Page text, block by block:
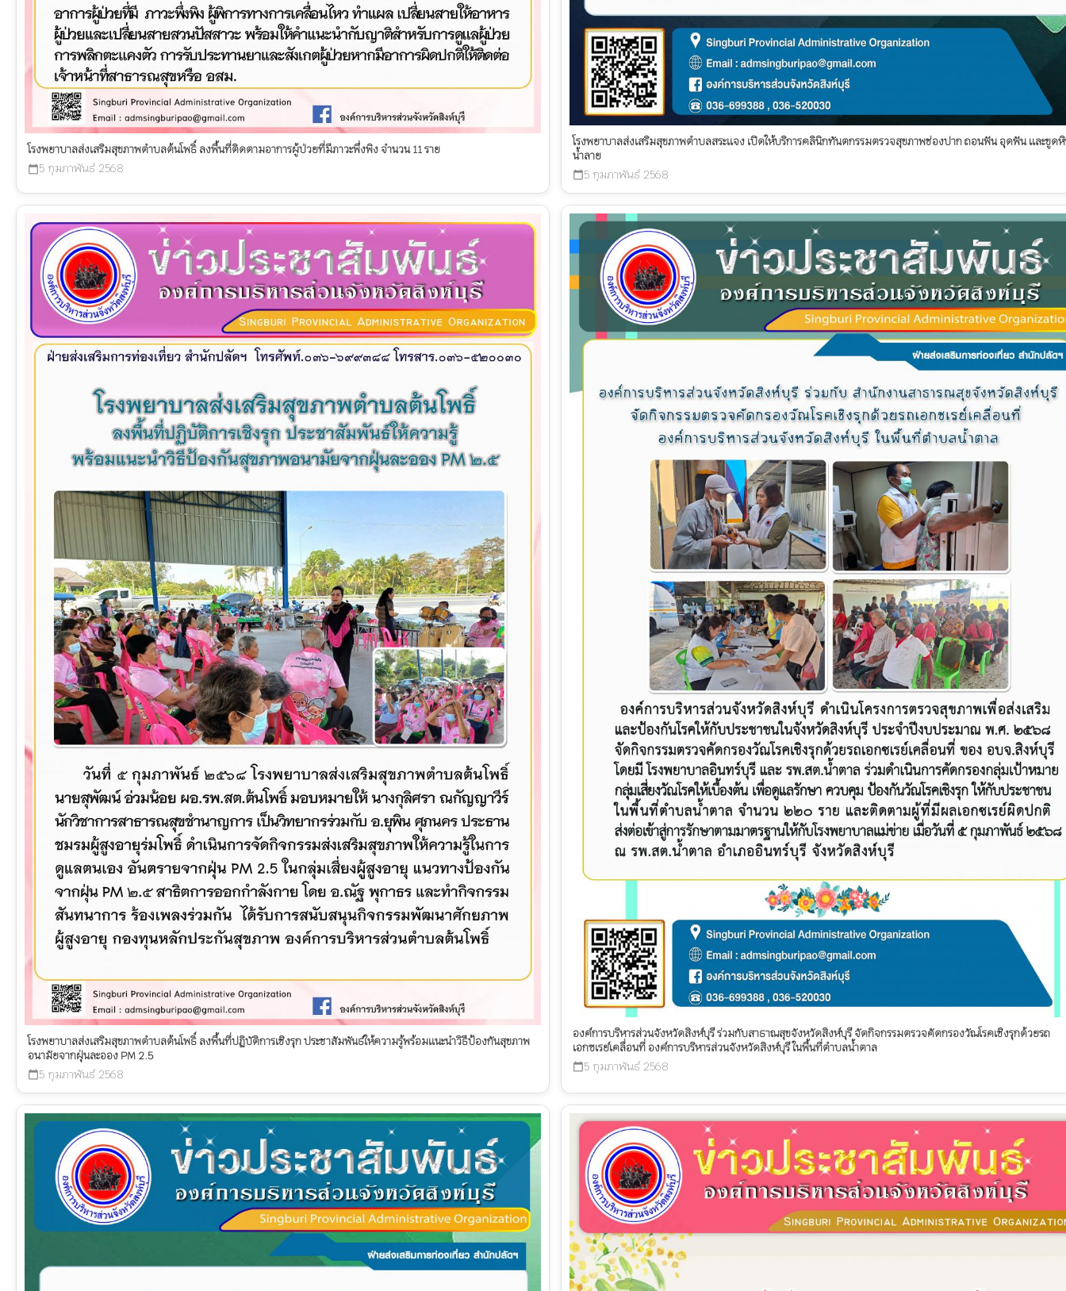
โรงพยาบาลส่งเสริมสุขภาพตำบลต้นโพธิ์ ลงพื้นที่ติดตามอาการผู้ป่วยที่มีภาวะพึ่งพิง จำนวน 11 ราย
calendar_today5 กุมภาพันธ์ 2568
โรงพยาบาลส่งเสริมสุขภาพตำบลสระแจง เปิดให้บริการคลินิกทันตกรรมตรวจสุขภาพช่องปาก ถอนฟัน อุดฟัน และขูด
น้ำลาย
calendar_today 5 กุมภาพันธ์ 2568
โรงพยาบาลส่งเสริมสุขภาพตำบลต้นโพธิ์ ลงพื้นที่ปฏิบัติการเชิงรุก ประชาสัมพันธ์ให้ความรู้พร้อมแนะนำวิธีป้องกันสุขภาพ
อนามัยจากฝุ่นละออง PM 2.5
calendar_today 5 กุมภาพันธ์ 2568
องค์การบริหารส่วนจังหวัดสิงห์บุรี ร่วมกับสาธาณสุขจังหวัดสิงห์บุรี จัดกิจกรรมตรวจคัดกรองวัณโรคเชิงรุกด้วยรถ
เอกซเรย์เคลื่อนที่ องค์การบริหารส่วนจังหวัดสิงห์บุรี ในพื้นที่ตำบลน้ำตาล
calendar_today 5 กุมภาพันธ์ 2568